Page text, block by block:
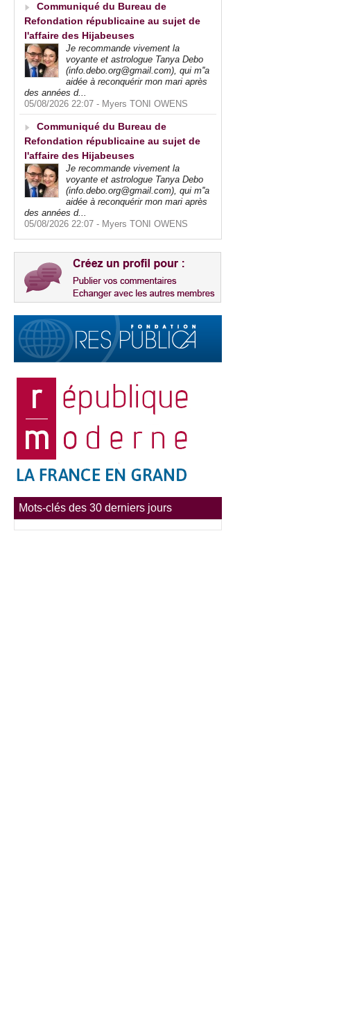
Communiqué du Bureau de
Refondation républicaine au sujet de
l'affaire des Hijabeuses
Je recommande vivement la
voyante et astrologue Tanya Debo
(info.debo.org@gmail.com), qui m''a
aidée à reconquérir mon mari après
des années d...
05/08/2026 22:07 - Myers TONI OWENS
Communiqué du Bureau de
Refondation républicaine au sujet de
l'affaire des Hijabeuses
Je recommande vivement la
voyante et astrologue Tanya Debo
(info.debo.org@gmail.com), qui m''a
aidée à reconquérir mon mari après
des années d...
05/08/2026 22:07 - Myers TONI OWENS
Mots-clés des 30 derniers jours